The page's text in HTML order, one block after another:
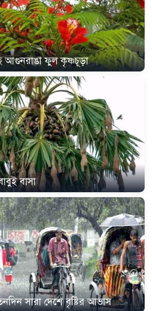
আগুনরাঙা ফুল কৃষ্ণচূড়া
বাসা
সারা দেশে বৃষ্টির আভাস